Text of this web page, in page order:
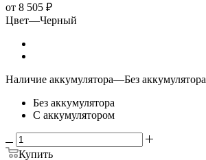
от 8 505 ₽
Цвет—Черный
Наличие аккумулятора—Без аккумулятора
Без аккумулятора
С аккумулятором
Купить